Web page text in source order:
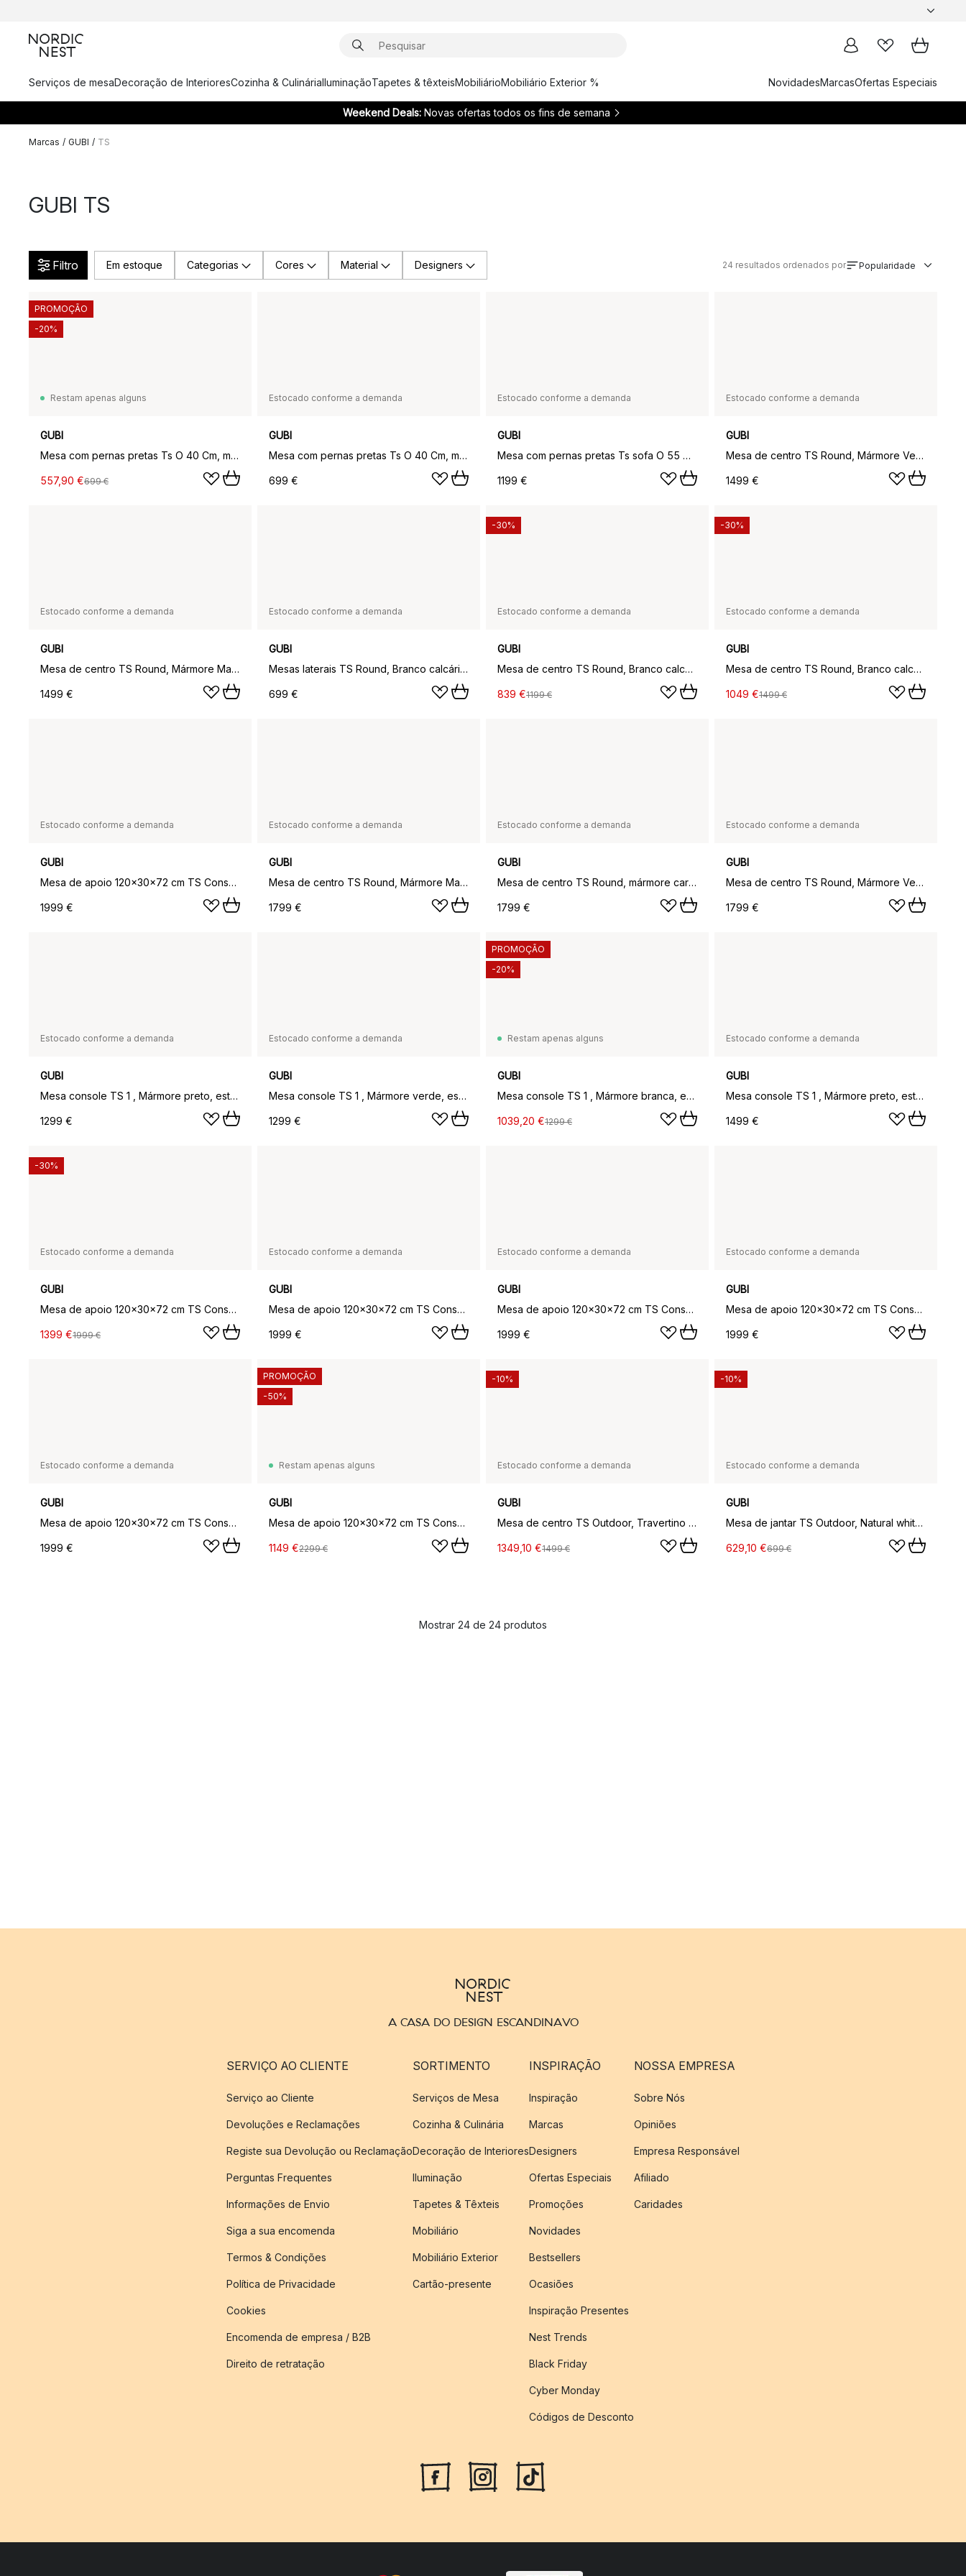
Serviços de mesaDecoração de InterioresCozinha & CulináriaIluminaçãoTapetes & têxteisMobiliárioMobiliário Exterior % NovidadesMarcasOfertas Especiais
Weekend Deals: Novas ofertas todos os fins de semana
Marcas / GUBI / TS
GUBI TS
Filtro Em estoque Categorias Cores Material Designers 24 resultados ordenados por Popularidade
Restam apenas alguns
GUBI
Mesa com pernas pretas Ts O 40 Cm, mármore preto
557,90 €699 €
PROMOÇÃO
-20%
Estocado conforme a demanda
GUBI
Mesa com pernas pretas Ts O 40 Cm, mármore branco
699 €
Estocado conforme a demanda
GUBI
Mesa com pernas pretas Ts sofa O 55 Cm, mármore preto
1199 €
Estocado conforme a demanda
GUBI
Mesa de centro TS Round, Mármore Verde da Guatemala, Ø80, estrutura de latão
1499 €
Estocado conforme a demanda
GUBI
Mesa de centro TS Round, Mármore Marquina Preto, Ø80, Suporte Preto
1499 €
Estocado conforme a demanda
GUBI
Mesas laterais TS Round, Branco calcário natural, Ø40, suporte de latão
699 €
Estocado conforme a demanda
GUBI
Mesa de centro TS Round, Branco calcário natural, Ø55, suporte de latão
839 €1199 €
-30%
Estocado conforme a demanda
GUBI
Mesa de centro TS Round, Branco calcário natural, Ø80, suporte de latão
1049 €1499 €
-30%
Estocado conforme a demanda
GUBI
Mesa de apoio 120x30x72 cm TS Console, travertino branco neutro, estrutura preta, 2 prateleiras em mármore
1999 €
Estocado conforme a demanda
GUBI
Mesa de centro TS Round, Mármore Marquina Preto, Ø105, Suporte Preto
1799 €
Estocado conforme a demanda
GUBI
Mesa de centro TS Round, mármore carrara branca, Ø105, suporte preto
1799 €
Estocado conforme a demanda
GUBI
Mesa de centro TS Round, Mármore Verde da Guatemala, Ø105, suporte de latão
1799 €
Estocado conforme a demanda
GUBI
Mesa console TS 1 , Mármore preto, estrutura lacada preta
1299 €
Estocado conforme a demanda
GUBI
Mesa console TS 1 , Mármore verde, estrutura lacada preta
1299 €
Restam apenas alguns
GUBI
Mesa console TS 1 , Mármore branca, estrutura lacada preta
1039,20 €1299 €
PROMOÇÃO
-20%
Estocado conforme a demanda
GUBI
Mesa console TS 1 , Mármore preto, estrutura latão
1499 €
Estocado conforme a demanda
GUBI
Mesa de apoio 120x30x72 cm TS Console, Mármore preta marquina-estrutura preta-com bandeja
1399 €1999 €
-30%
Estocado conforme a demanda
GUBI
Mesa de apoio 120x30x72 cm TS Console, Mármore branco carrara-estrutura Preta-com Bandeja
1999 €
Estocado conforme a demanda
GUBI
Mesa de apoio 120x30x72 cm TS Console, Mármore preto marquina-estrutura Preta-2 prateleiras em mármore
1999 €
Estocado conforme a demanda
GUBI
Mesa de apoio 120x30x72 cm TS Console, Mármore branco carrara-estrutura preta,2 prateleiras em mármore
1999 €
Estocado conforme a demanda
GUBI
Mesa de apoio 120x30x72 cm TS Console, Mármore Verde da Guatemala-estrutura Preta-com Bandeja
1999 €
Restam apenas alguns
GUBI
Mesa de apoio 120x30x72 cm TS Console, Mármore preta marquina-aço
1149 €2299 €
PROMOÇÃO
-50%
Estocado conforme a demanda
GUBI
Mesa de centro TS Outdoor, Travertino branco-preto
1349,10 €1499 €
-10%
Estocado conforme a demanda
GUBI
Mesa de jantar TS Outdoor, Natural white, suporte preto, travertino
629,10 €699 €
-10%
Mostrar 24 de 24 produtos
A CASA DO DESIGN ESCANDINAVO
SERVIÇO AO CLIENTE
Serviço ao Cliente
Devoluções e Reclamações
Registe sua Devolução ou Reclamação
Perguntas Frequentes
Informações de Envio
Siga a sua encomenda
Termos & Condições
Política de Privacidade
Cookies
Encomenda de empresa / B2B
Direito de retratação
SORTIMENTO
Serviços de Mesa
Cozinha & Culinária
Decoração de Interiores
Iluminação
Tapetes & Têxteis
Mobiliário
Mobiliário Exterior
Cartão-presente
INSPIRAÇÃO
Inspiração
Marcas
Designers
Ofertas Especiais
Promoções
Novidades
Bestsellers
Ocasiões
Inspiração Presentes
Nest Trends
Black Friday
Cyber Monday
Códigos de Desconto
NOSSA EMPRESA
Sobre Nós
Opiniões
Empresa Responsável
Afiliado
Caridades